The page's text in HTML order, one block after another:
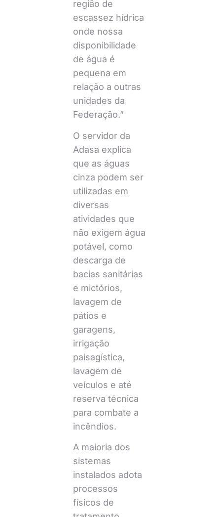
região de
escassez hídrica
onde nossa
disponibilidade
de água é
pequena em
relação a outras
unidades da
Federação.”
O servidor da
Adasa explica
que as águas
cinza podem ser
utilizadas em
diversas
atividades que
não exigem água
potável, como
descarga de
bacias sanitárias
e mictórios,
lavagem de
pátios e
garagens,
irrigação
paisagística,
lavagem de
veículos e até
reserva técnica
para combate a
incêndios.
A maioria dos
sistemas
instalados adota
processos
físicos de